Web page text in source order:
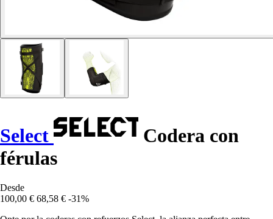
Select
Codera con
férulas
Desde
100,00 € 68,58 € -31%